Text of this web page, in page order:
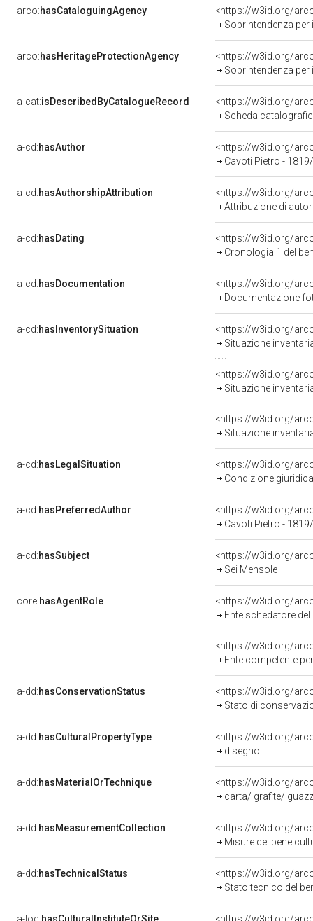
arco:hasCataloguingAgency
<https://w3id.org/
Soprintendenza
arco:hasHeritageProtectionAgency
<https://w3id.org/
Soprintendenza
a-cat:isDescribedByCatalogueRecord
<https://w3id.org/
Scheda
a-cd:hasAuthor
<https://w3id.org/
Cavoti Pietro -
a-cd:hasAuthorshipAttribution
<https://w3id.org/
Attribuzione di
a-cd:hasDating
<https://w3id.org/
Cronologia 1 del
a-cd:hasDocumentation
Documentazione
a-cd:hasInventorySituation
<https://w3id.org/
Situazione
<https://w3id.org/
Situazione
<https://w3id.org/
Situazione
a-cd:hasLegalSituation
Condizione
a-cd:hasPreferredAuthor
<https://w3id.org/
Cavoti Pietro -
a-cd:hasSubject
<https://w3id.org/
Sei Mensole
core:hasAgentRole
<https://w3id.org/
Ente schedatore del
<https://w3id.org/
Ente competente per
a-dd:hasConservationStatus
<https://w3id.org/
Stato di
a-dd:hasCulturalPropertyType
<https://w3id.org/
disegno
a-dd:hasMaterialOrTechnique
<https://w3id.org/
carta/ grafite/
a-dd:hasMeasurementCollection
<https://w3id.org/
Misure del bene
a-dd:hasTechnicalStatus
<https://w3id.org/
Stato tecnico del